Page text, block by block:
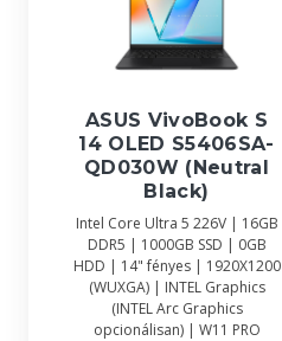
ASUS VivoBook S
14 OLED S5406SA-
QD030W (Neutral
Black)
Intel Core Ultra 5 226V | 16GB
DDR5 | 1000GB SSD | 0GB
HDD | 14" fényes | 1920X1200
(WUXGA) | INTEL Graphics
(INTEL Arc Graphics
opcionálisan) | W11 PRO